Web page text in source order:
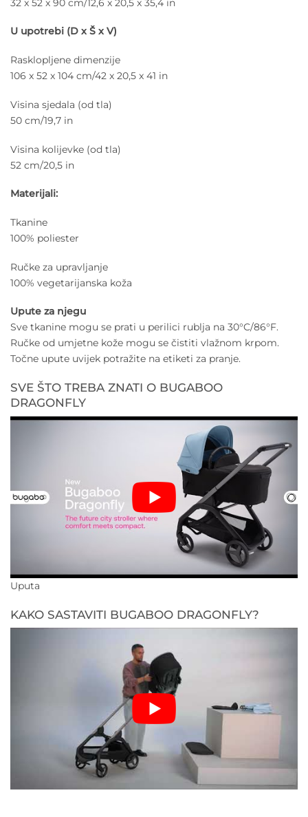
32 x 52 x 90 cm/12,6 x 20,5 x 35,4 in
U upotrebi (D x Š x V)
Rasklopljene dimenzije
106 x 52 x 104 cm/42 x 20,5 x 41 in
Visina sjedala (od tla)
50 cm/19,7 in
Visina kolijevke (od tla)
52 cm/20,5 in
Materijali:
Tkanine
100% poliester
Ručke za upravljanje
100% vegetarijanska koža
Upute za njegu
Sve tkanine mogu se prati u perilici rublja na 30°C/86°F.
Ručke od umjetne kože mogu se čistiti vlažnom krpom.
Točne upute uvijek potražite na etiketi za pranje.
SVE ŠTO TREBA ZNATI O BUGABOO
DRAGONFLY
Uputa
KAKO SASTAVITI BUGABOO DRAGONFLY?